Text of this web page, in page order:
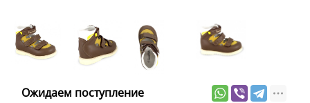
Ожидаем поступление